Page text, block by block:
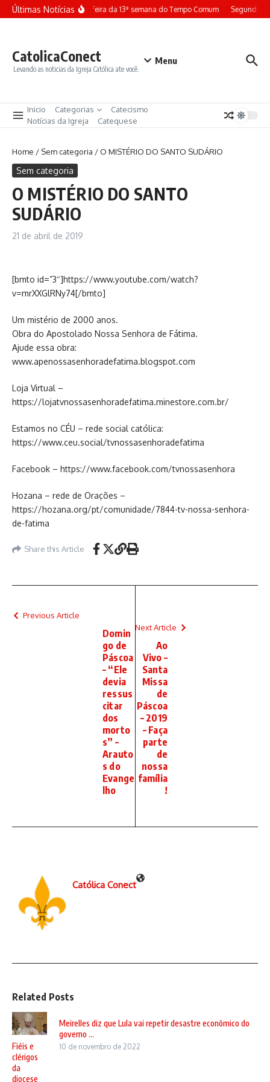
Ir para o conteúdo
Últimas NotíciasTerça-feira da 13ª semana do Tempo Comum Segunda-
CatolicaConect
Levando as noticias da Igreja Católica ate você.
Menu
Inicio Categorias
Catecismo
Notícias da Igreja
Catequese
Home / Sem categoria /O MISTÉRIO DO SANTO SUDÁRIO
Sem categoria
O MISTÉRIO DO SANTO
SUDÁRIO
21 de abril de 2019
[bmto id=”3″]https://www.youtube.com/watch?
v=mrXXGlRNy74[/bmto]
Um mistério de 2000 anos.
Obra do Apostolado Nossa Senhora de Fátima.
Ajude essa obra:
www.apenossasenhoradefatima.blogspot.com
Loja Virtual –
https://lojatvnossasenhoradefatima.minestore.com.br/
Estamos no CÉU – rede social católica:
https://www.ceu.social/tvnossasenhoradefatima
Facebook – https://www.facebook.com/tvnossasenhora
Hozana – rede de Orações –
https://hozana.org/pt/comunidade/7844-tv-nossa-senhora-
de-fatima
Share this Article
Previous Article
Domin
go de
Páscoa
– “Ele
devia
ressus
citar
dos
morto
s” –
Arauto
s do
Evange
lho
Next Article
Ao
Vivo –
Santa
Missa
de
Páscoa
– 2019
– Faça
parte
de
nossa
família
!
Católica Conect
Related Posts
Fiéis e
clérigos
da
diocese
Meirelles diz que Lula vai repetir desastre econômico do
governo ...
10 de novembro de 2022